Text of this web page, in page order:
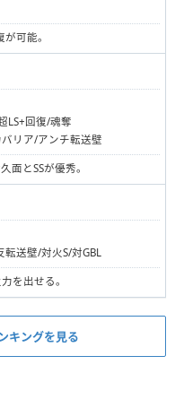
可能。
LS+回復/魂奪
リア/アンチ転送壁
面とSSが優秀。
転送壁/対火S/対GBL
を出せる。
キングを見る